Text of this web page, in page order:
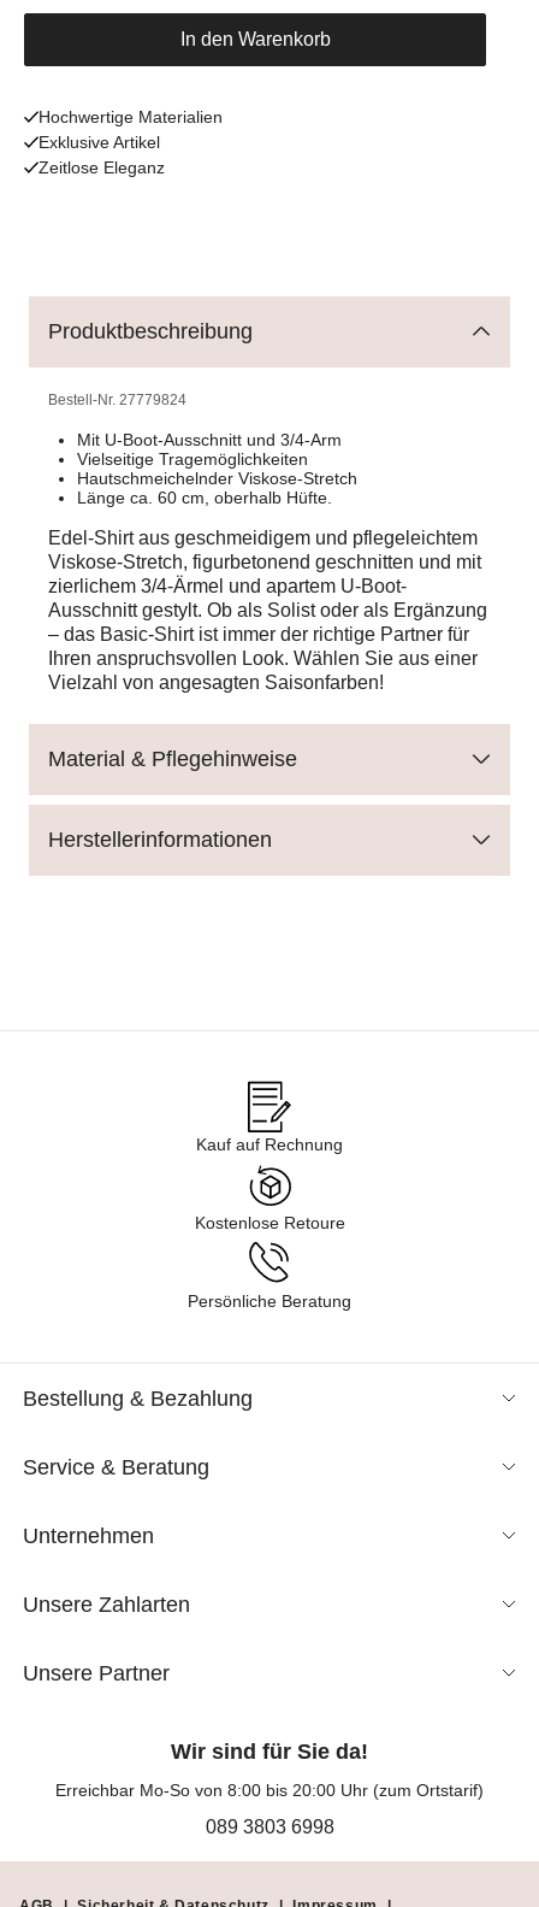
In den Warenkorb
Hochwertige Materialien
Exklusive Artikel
Zeitlose Eleganz
Produktbeschreibung
Bestell-Nr. 27779824
Mit U-Boot-Ausschnitt und 3/4-Arm
Vielseitige Tragemöglichkeiten
Hautschmeichelnder Viskose-Stretch
Länge ca. 60 cm, oberhalb Hüfte.
Edel-Shirt aus geschmeidigem und pflegeleichtem
Viskose-Stretch, figurbetonend geschnitten und mit
zierlichem 3/4-Ärmel und apartem U-Boot-
Ausschnitt gestylt. Ob als Solist oder als Ergänzung
– das Basic-Shirt ist immer der richtige Partner für
Ihren anspruchsvollen Look. Wählen Sie aus einer
Vielzahl von angesagten Saisonfarben!
Material & Pflegehinweise
Herstellerinformationen
Kauf auf Rechnung
Kostenlose Retoure
Persönliche Beratung
Bestellung & Bezahlung
Service & Beratung
Unternehmen
Unsere Zahlarten
Unsere Partner
Wir sind für Sie da!
Erreichbar Mo-So von 8:00 bis 20:00 Uhr (zum Ortstarif)
089 3803 6998